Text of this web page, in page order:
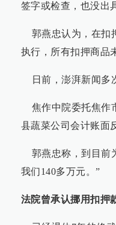
签字或检查，也没出
郭燕忠认为，在扣
执行，所有扣押商品
日前，澎湃新闻多
焦作中院委托焦作
县蔬菜公司会计账面
郭燕忠称，到目前
我们140多万元。”
法院曾承认挪用扣押